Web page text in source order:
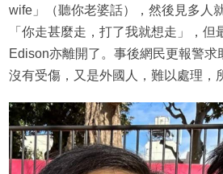
wife」（聽你老婆話），然後見多人
「你走甚麼走，打了我就想走」，但
Edison亦離開了。事後網民更報警求
沒有受傷，又是外國人，難以處理，